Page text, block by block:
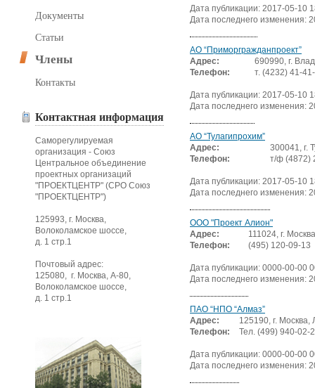
Документы
Статьи
Члены
Контакты
Контактная информация
Саморегулируемая
организация - Союз
Центральное объединение
проектных организаций
"ПРОЕКТЦЕНТР" (СРО Союз
"ПРОЕКТЦЕНТР")
125993, г. Москва,
Волоколамское шоссе,
д. 1 стр.1
Почтовый адрес:
125080, г. Москва, А-80,
Волоколамское шоссе,
д. 1 стр.1
Дата публикации: 2017-05-10
Дата последнего изменения:
АО “Приморгражданпроект”
Адрес:
690990, г.
Телефон:
т. (4232) 41-
Дата публикации: 2017-05-10
Дата последнего изменения:
АО “Тулагипрохим”
Адрес:
300041, г.
Телефон:
т/ф (4872)
Дата публикации: 2017-05-10
Дата последнего изменения:
ООО "Проект Алион"
Адрес:
111024, г.
Телефон:
(495) 120-09-13
Дата публикации: 0000-00-00
Дата последнего изменения:
ПАО “НПО “Алмаз”
Адрес:
125190, г. Москва,
Телефон:
Тел. (499) 940-02-
Дата публикации: 0000-00-00
Дата последнего изменения: